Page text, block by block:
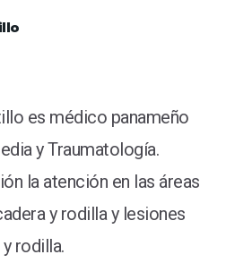
es médico panameño
y Traumatología.
la atención en las áreas
y rodilla y lesiones
rodilla.